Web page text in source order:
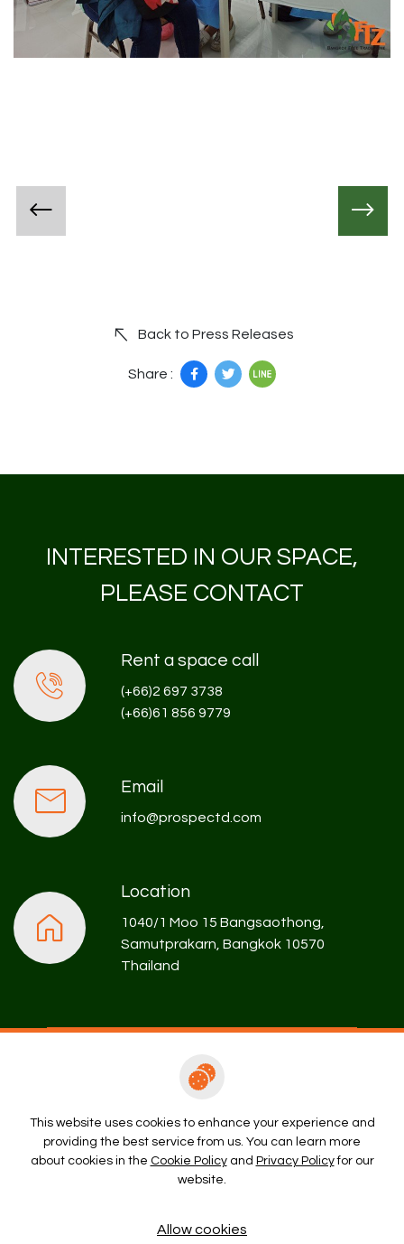
This website uses cookies to enhance your experience and
providing the best service from us. You can learn more
about cookies in the Cookie Policyand Privacy Policyfor our
website.
Allow cookies
Back to Press Releases
Share :
INTERESTED IN OUR SPACE,
PLEASE CONTACT
Rent a space call
(+66)2 697 3738
(+66)61 856 9779
Email
info@prospectd.com
Location
1040/1 Moo 15 Bangsaothong,
Samutprakarn, Bangkok 10570
Thailand
Copyright © 2026 Prospect Development Company Limited. All
right reserved
Sitemap